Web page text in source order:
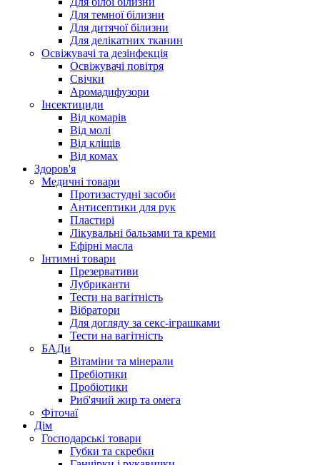
Для темної білизни
Для дитячої білизни
Для делікатних тканин
Освіжувачі та дезінфекція
Освіжувачі повітря
Свічки
Аромадифузори
Інсектициди
Від комарів
Від молі
Від кліщів
Від комах
Здоров'я
Медичні товари
Протизастудні засоби
Антисептики для рук
Пластирі
Лікувальні бальзами та креми
Ефірні масла
Інтимні товари
Презервативи
Лубриканти
Тести на вагітність
Вібратори
Для догляду за секс-іграшками
Тести на вагітність
БАДи
Вітаміни та мінерали
Пребіотики
Пробіотики
Риб'ячий жир та омега
Фіточаї
Дім
Господарські товари
Губки та скребки